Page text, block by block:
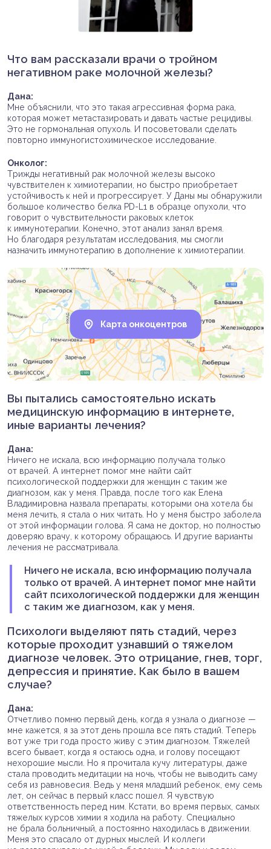
Что вам рассказали врачи о тройном
негативном раке молочной железы?
Дана:
Мне объяснили, что это такая агрессивная форма рака,
которая может метастазировать и давать частые рецидивы.
Это не гормональная опухоль. И посоветовали сделать
повторно иммуногистохимическое исследование.
Онколог:
Трижды негативный рак молочной железы высоко
чувствителен к химиотерапии, но быстро приобретает
устойчивость к ней и прогрессирует. У Даны мы обнаружили
большое количество белка PD-L1 в образце опухоли, что
говорит о чувствительности раковых клеток
к иммунотерапии. Конечно, этот анализ занял время.
Но благодаря результатам исследования, мы смогли
назначить иммунотерапию в дополнение к химиотерапии.
Карта онкоцентров
Вы пытались самостоятельно искать
медицинскую информацию в интернете,
иные варианты лечения?
Дана:
Ничего не искала, всю информацию получала только
от врачей. А интернет помог мне найти сайт
психологической поддержки для женщин с таким же
диагнозом, как у меня. Правда, после того как Елена
Владимировна назвала препараты, которыми она хотела бы
меня лечить, я стала о них читать. Но у меня быстро заболела
от этой информации голова. Я сама не доктор, но полностью
доверяю врачу, к которому обращаюсь. И другие варианты
лечения не рассматривала.
Ничего не искала, всю информацию получала
только от врачей. А интернет помог мне найти
сайт психологической поддержки для женщин
с таким же диагнозом, как у меня.
Психологи выделяют пять стадий, через
которые проходит узнавший о тяжелом
диагнозе человек. Это отрицание, гнев, торг,
депрессия и принятие. Как было в вашем
случае?
Дана:
Отчетливо помню первый день, когда я узнала о диагнозе —
мне кажется, я за этот день прошла все пять стадий. Теперь
вот уже три года просто живу с этим диагнозом. Тяжелей
всего бывает, когда я остаюсь одна, и голову посещают
нехорошие мысли. Но я прочитала кучу литературы, даже
стала проводить медитации на ночь, чтобы не выводить саму
себя из равновесия. Ведь у меня младший ребенок, ему семь
лет, он сейчас в первый класс пошел. Я чувствую
ответственность перед ним. Кстати, во время первых, самых
тяжелых курсов химии я ходила на работу. Специально
не брала больничный, а постоянно находилась в движении.
Меня это спасало от дурных мыслей. И коллеги